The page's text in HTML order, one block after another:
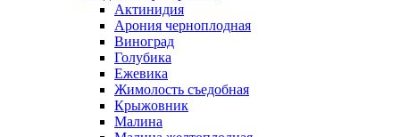
Актинидия
Арония черноплодная
Виноград
Голубика
Ежевика
Жимолость съедобная
Крыжовник
Малина